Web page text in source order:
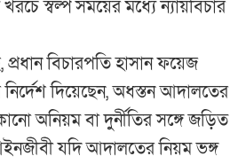
স্বল্প সময়ের মধ্যে ন্যায়বিচার
প্রধান বিচারপতি হাসান ফয়েজ
দিয়েছেন, অধস্তন আদালতের
অনিয়ম বা দুর্নীতির সঙ্গে জড়িত
যদি আদালতের নিয়ম ভঙ্গ